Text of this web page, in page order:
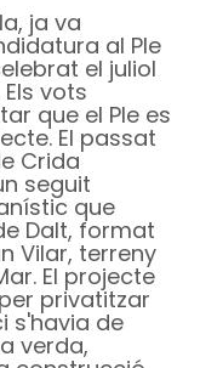
ja va
al Ple
el juliol
vots
que el Ple es
El passat
Crida
seguit
que
Dalt, format
Vilar, terreny
El projecte
privatitzar
s'havia de
verda,